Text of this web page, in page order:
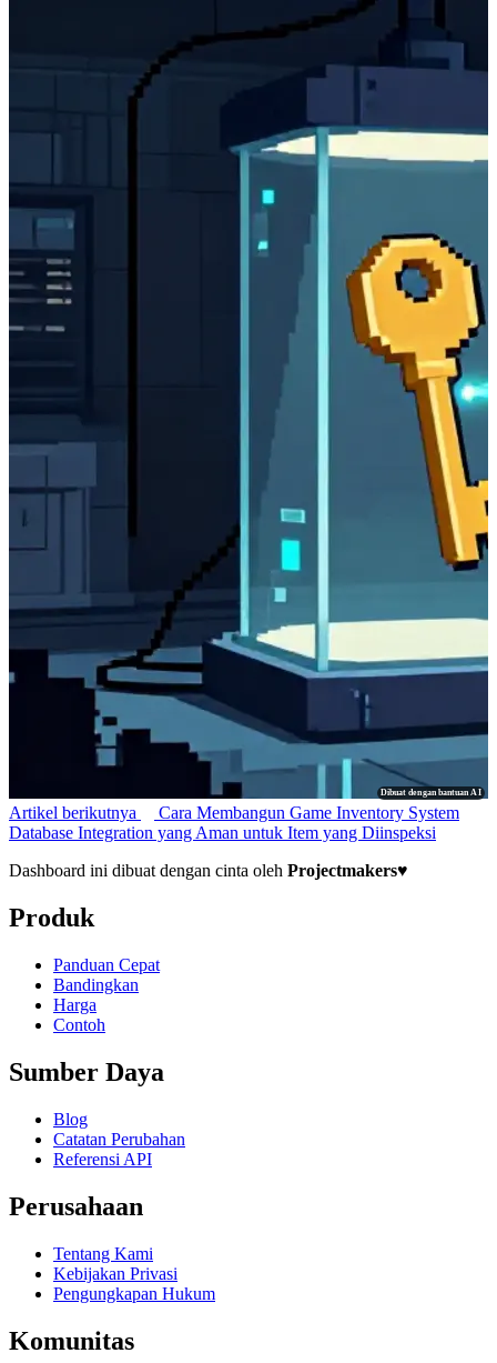
Dibuat dengan bantuan AI
Artikel berikutnya
Cara Membangun Game Inventory System
Database Integration yang Aman untuk Item yang Diinspeksi
Dashboard ini dibuat dengan cinta oleh Projectmakers♥
Produk
Panduan Cepat
Bandingkan
Harga
Contoh
Sumber Daya
Blog
Catatan Perubahan
Referensi API
Perusahaan
Tentang Kami
Kebijakan Privasi
Pengungkapan Hukum
Komunitas